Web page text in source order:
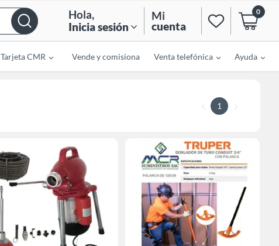
Hola,
Inicia sesión
Mi
cuenta
0
Tarjeta CMR Vende y comisiona Venta telefónica Ayuda
1